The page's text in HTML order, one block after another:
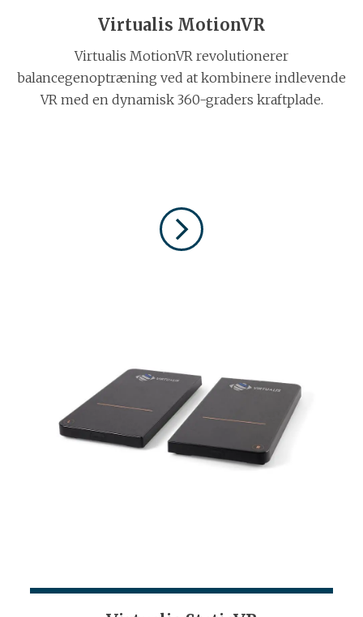
Virtualis MotionVR
Virtualis MotionVR revolutionerer
balancegenoptræning ved at kombinere indlevende
VR med en dynamisk 360-graders kraftplade.